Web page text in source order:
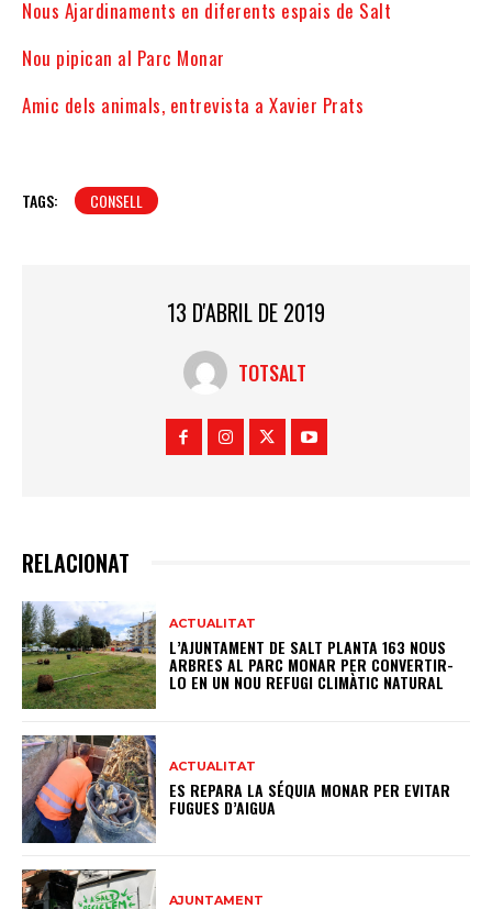
Nous Ajardinaments en diferents espais de Salt
Nou pipican al Parc Monar
Amic dels animals, entrevista a Xavier Prats
TAGS: CONSELL
13 D'ABRIL DE 2019
TOTSALT
RELACIONAT
ACTUALITAT
L’AJUNTAMENT DE SALT PLANTA 163 NOUS
ARBRES AL PARC MONAR PER CONVERTIR-
LO EN UN NOU REFUGI CLIMÀTIC NATURAL
ACTUALITAT
ES REPARA LA SÉQUIA MONAR PER EVITAR
FUGUES D’AIGUA
AJUNTAMENT